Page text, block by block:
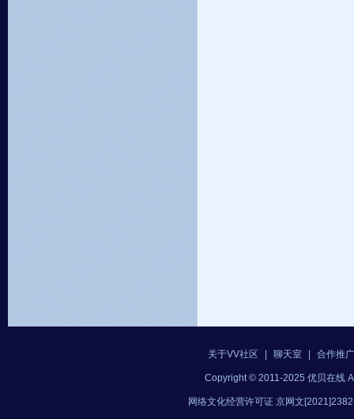
关于VV社区 聊天室 合作推广
Copyright © 2011-2025 优贝在线
网络文化经营许可证 京网文